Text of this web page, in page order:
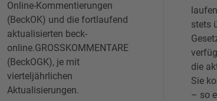
Online-Kommentierungen
(BeckOK) und die fortlaufend
aktualisierten beck-
online.GROSSKOMMENTARE
(BeckOGK), je mit
vierteljährlichen
Aktualisierungen.
stets
die
Sie
– so